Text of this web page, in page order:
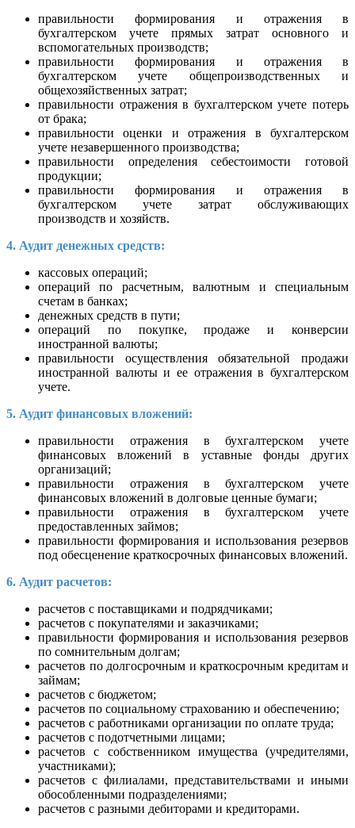
правильности формирования и отражения в
бухгалтерском учете прямых затрат основного и
вспомогательных производств;
правильности формирования и отражения в
бухгалтерском учете общепроизводственных и
общехозяйственных затрат;
правильности отражения в бухгалтерском учете потерь
от брака;
правильности оценки и отражения в бухгалтерском
учете незавершенного производства;
правильности определения себестоимости готовой
продукции;
правильности формирования и отражения в
бухгалтерском учете затрат обслуживающих
производств и хозяйств.
4. Аудит денежных средств:
кассовых операций;
операций по расчетным, валютным и специальным
счетам в банках;
денежных средств в пути;
операций по покупке, продаже и конверсии
иностранной валюты;
правильности осуществления обязательной продажи
иностранной валюты и ее отражения в бухгалтерском
учете.
5. Аудит финансовых вложений:
правильности отражения в бухгалтерском учете
финансовых вложений в уставные фонды других
организаций;
правильности отражения в бухгалтерском учете
финансовых вложений в долговые ценные бумаги;
правильности отражения в бухгалтерском учете
предоставленных займов;
правильности формирования и использования резервов
под обесценение краткосрочных финансовых вложений.
6. Аудит расчетов:
расчетов с поставщиками и подрядчиками;
расчетов с покупателями и заказчиками;
правильности формирования и использования резервов
по сомнительным долгам;
расчетов по долгосрочным и краткосрочным кредитам и
займам;
расчетов с бюджетом;
расчетов по социальному страхованию и обеспечению;
расчетов с работниками организации по оплате труда;
расчетов с подотчетными лицами;
расчетов с собственником имущества (учредителями,
участниками);
расчетов с филиалами, представительствами и иными
обособленными подразделениями;
расчетов с разными дебиторами и кредиторами.